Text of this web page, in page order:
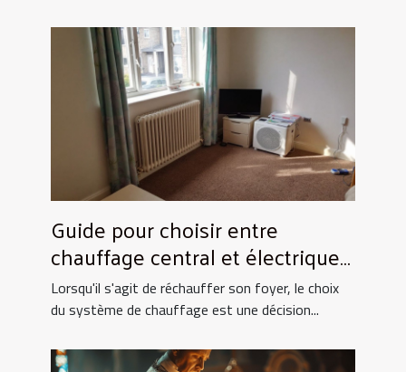
Guide pour choisir entre
chauffage central et électrique
pour la maison
Lorsqu'il s'agit de réchauffer son foyer, le choix
du système de chauffage est une décision...